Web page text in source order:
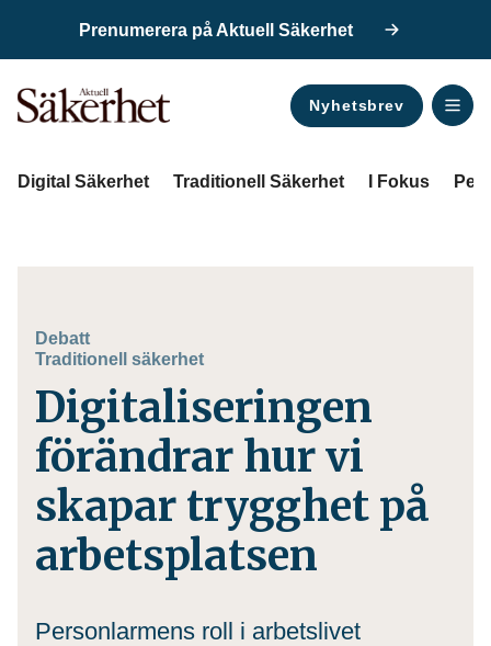
Prenumerera på Aktuell Säkerhet
Nyhetsbrev
Digital Säkerhet Traditionell Säkerhet I Fokus
Debatt
Traditionell säkerhet
Digitaliseringen
förändrar hur vi
skapar trygghet på
arbetsplatsen
Personlarmens roll i arbetslivet